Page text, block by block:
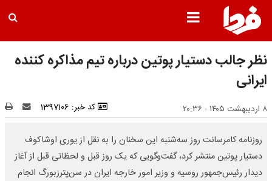
نظر جالب دستیار پوتین درباره تیم مذاکره کننده
ایرانی
۸ اردیبهشت ۱۴۰۵ - ۲۰:۳۶ کد خبر: 1397106
روزنامه کامرسانت روز سه‌شنبه این سخنان را به نقل از یوری اوشاکوف
دستیار پوتین منتشر کرد، گفت‌وگویی که یک روز قبل و لحظاتی قبل از آغاز
دیدار رئیس‌جمهور روسیه و وزیر امور خارجه ایران در سن‌پترزبورگ انجام